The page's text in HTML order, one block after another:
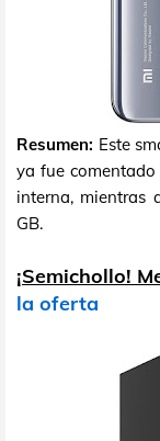
Resumen: Este
ya fue
interna, mientras
GB.
¡Semichollo!
la oferta